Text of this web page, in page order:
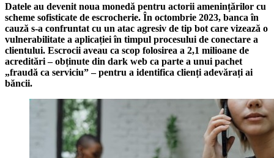
Datele au devenit noua monedă pentru actorii amenințărilor cu
scheme sofisticate de escrocherie. În octombrie 2023, banca în
cauză s-a confruntat cu un atac agresiv de tip bot care vizează o
vulnerabilitate a aplicației în timpul procesului de conectare a
clientului. Escrocii aveau ca scop folosirea a 2,1 milioane de
acreditări – obținute din dark web ca parte a unui pachet
„fraudă ca serviciu” – pentru a identifica clienți adevărați ai
băncii.